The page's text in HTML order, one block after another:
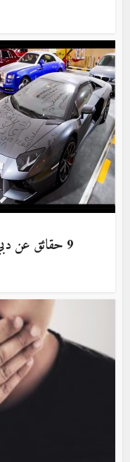
9 حقائق عن دبي لا يعرفها حتى سكان المدينة